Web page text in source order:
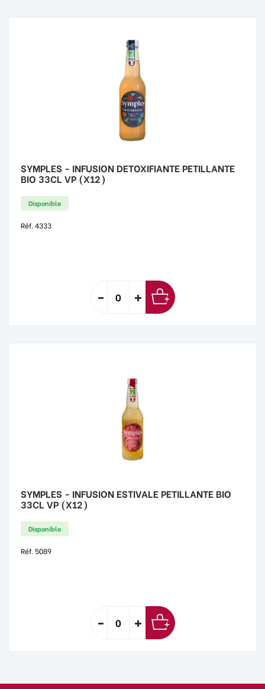
SYMPLES - INFUSION DETOXIFIANTE PETILLANTE
BIO 33CL VP (X12)
Disponible
Réf. 4333
SYMPLES - INFUSION ESTIVALE PETILLANTE BIO
33CL VP (X12)
Disponible
Réf. 5089